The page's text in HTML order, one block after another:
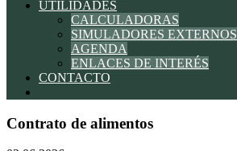
UTILIDADES
CALCULADORAS
SIMULADORES EXTERNOS
AGENDA
ENLACES DE INTERÉS
CONTACTO
Contrato de alimentos